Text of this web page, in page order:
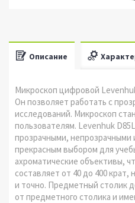
Описание
Микроскоп цифровой
Он позволяет работать с
исследований. Микроскоп
пользователям. Levenhuk
прозрачными, непрозрачными
прекрасным выбором для
ахроматические объективы,
составляет от 40 до 400
и точно. Предметный столик
от предметного столика и